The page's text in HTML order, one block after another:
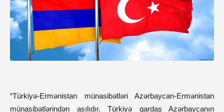
“Türkiyə-Ermənistan münasibətləri Azərbaycan-Ermənistan
münasibətlərindən asılıdır. Türkiyə qardaş Azərbaycanın